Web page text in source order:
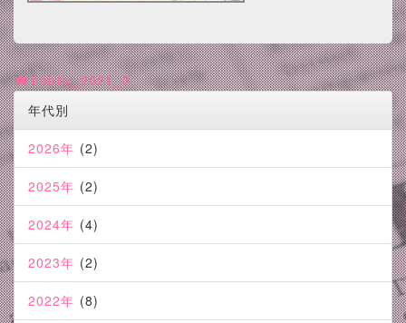
hobby_2021_3
年代別
2026年 (2)
2025年 (2)
2024年 (4)
2023年 (2)
2022年 (8)